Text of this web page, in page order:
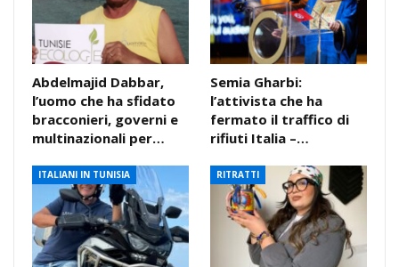
Abdelmajid Dabbar,
l’uomo che ha sfidato
bracconieri, governi e
multinazionali per…
Semia Gharbi:
l’attivista che ha
fermato il traffico di
rifiuti Italia –…
ITALIANI IN TUNISIA RITRATTI